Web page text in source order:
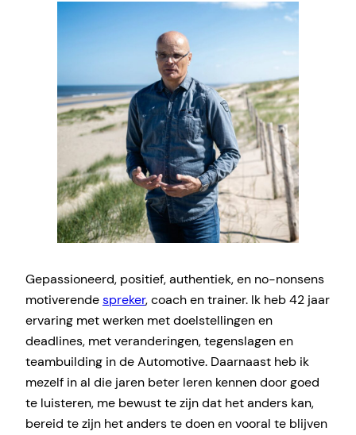
Gepassioneerd, positief, authentiek, en no-nonsens
motiverendespreker, coach en trainer. Ik heb 42 jaar
ervaring met werken met doelstellingen en
deadlines, met veranderingen, tegenslagen en
teambuilding in de Automotive. Daarnaast heb ik
mezelf in al die jaren beter leren kennen door goed
te luisteren, me bewust te zijn dat het anders kan,
bereid te zijn het anders te doen en vooral te blijven